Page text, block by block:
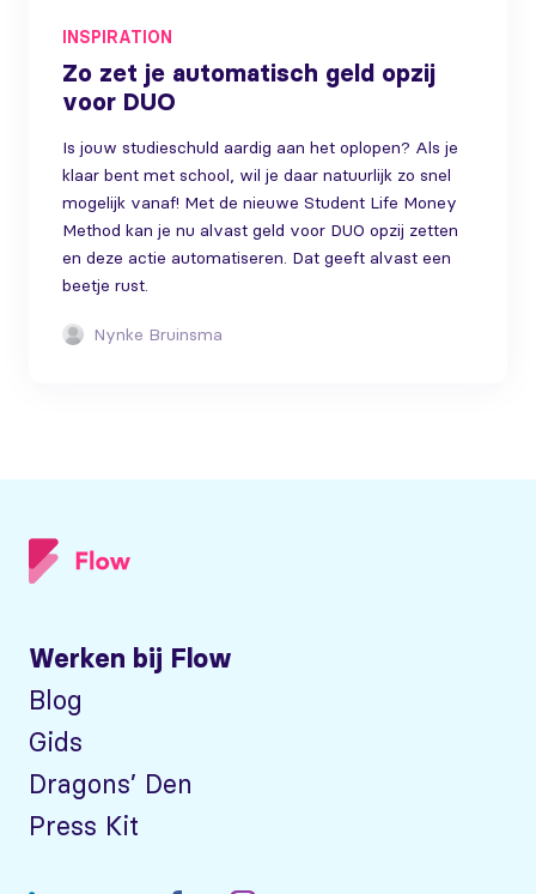
INSPIRATION
Zo zet je automatisch geld opzij
voor DUO
Is jouw studieschuld aardig aan het oplopen? Als je
klaar bent met school, wil je daar natuurlijk zo snel
mogelijk vanaf! Met de nieuwe Student Life Money
Method kan je nu alvast geld voor DUO opzij zetten
en deze actie automatiseren. Dat geeft alvast een
beetje rust.
Nynke Bruinsma
Werken bij Flow
Blog
Gids
Dragons’ Den
Press Kit